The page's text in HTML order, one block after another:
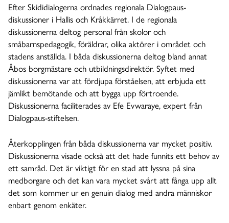
Efter Skididialogerna ordnades regionala Dialogpaus-
diskussioner i Hallis och Kråkkärret. I de regionala
diskussionerna deltog personal från skolor och
småbarnspedagogik, föräldrar, olika aktörer i området och
stadens anställda. I båda diskussionerna deltog bland annat
Åbos borgmästare och utbildningsdirektör. Syftet med
diskussionerna var att fördjupa förståelsen, att erbjuda ett
jämlikt bemötande och att bygga upp förtroende.
Diskussionerna faciliterades av Efe Evwaraye, expert från
Dialogpaus-stiftelsen.
Återkopplingen från båda diskussionerna var mycket positiv.
Diskussionerna visade också att det hade funnits ett behov av
ett samråd. Det är viktigt för en stad att lyssna på sina
medborgare och det kan vara mycket svårt att fånga upp allt
det som kommer ur en genuin dialog med andra människor
enbart genom enkäter.